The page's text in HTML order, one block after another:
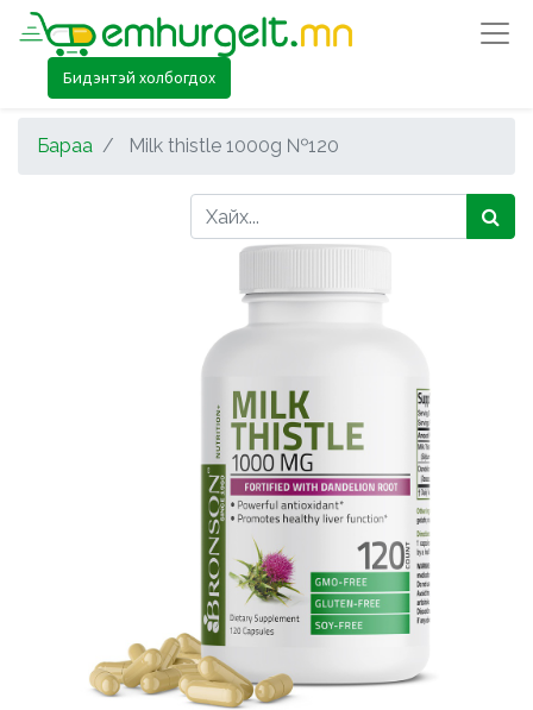
Бидэнтэй холбогдох
Бараа Milk thistle 1000g №120